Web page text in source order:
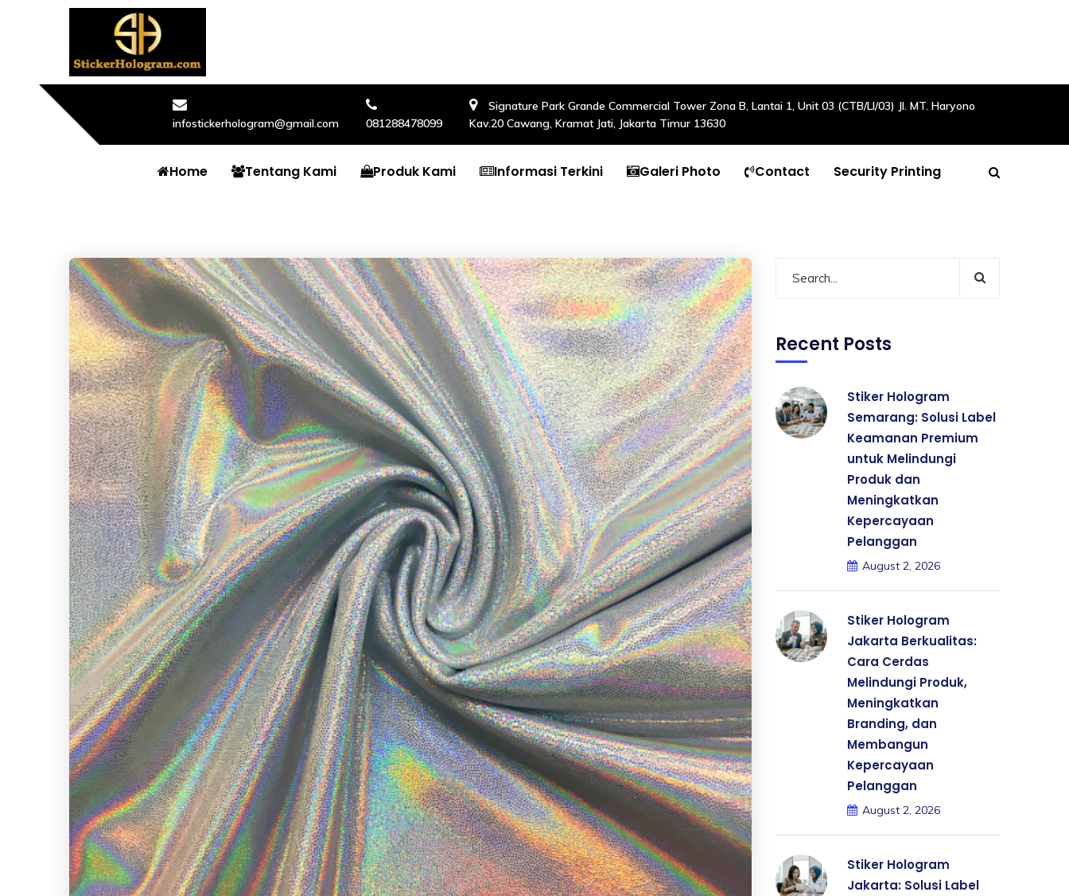
infostickerhologram@gmail.com 081288478099
Signature Park Grande Commercial Tower Zona B, Lantai 1, Unit 03 (CTB/LI/03) Jl. MT. Haryono
Kav.20 Cawang, Kramat Jati, Jakarta Timur 13630
Home Tentang Kami Produk Kami Informasi Terkini Galeri Photo Contact Security Printing
Recent Posts
Stiker Hologram
Semarang: Solusi Label
Keamanan Premium
untuk Melindungi
Produk dan
Meningkatkan
Kepercayaan
Pelanggan
August 2, 2026
Stiker Hologram
Jakarta Berkualitas:
Cara Cerdas
Melindungi Produk,
Meningkatkan
Branding, dan
Membangun
Kepercayaan
Pelanggan
August 2, 2026
Stiker Hologram
Jakarta: Solusi Label